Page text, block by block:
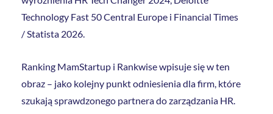
Technology Fast 50 Central Europe i Financial Times
/ Statista 2026.
Ranking MamStartup i Rankwise wpisuje się w ten
obraz – jako kolejny punkt odniesienia dla firm, które
szukają sprawdzonego partnera do zarządzania HR.